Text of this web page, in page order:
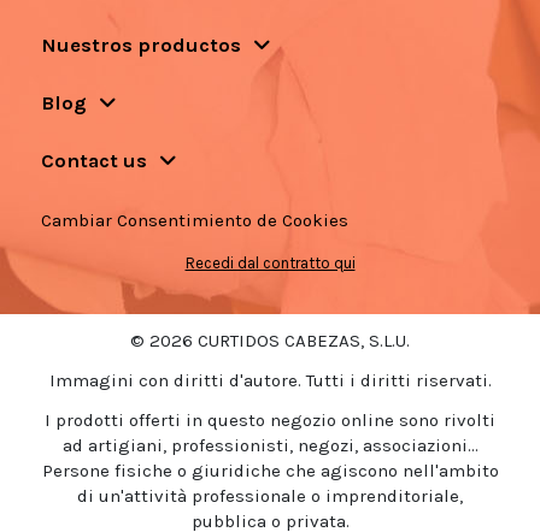
Nuestros productos
Blog
Contact us
Cambiar Consentimiento de Cookies
Recedi dal contratto qui
© 2026 CURTIDOS CABEZAS, S.L.U.
Immagini con diritti d'autore. Tutti i diritti riservati.
I prodotti offerti in questo negozio online sono rivolti
ad artigiani, professionisti, negozi, associazioni...
Persone fisiche o giuridiche che agiscono nell'ambito
di un'attività professionale o imprenditoriale,
pubblica o privata.